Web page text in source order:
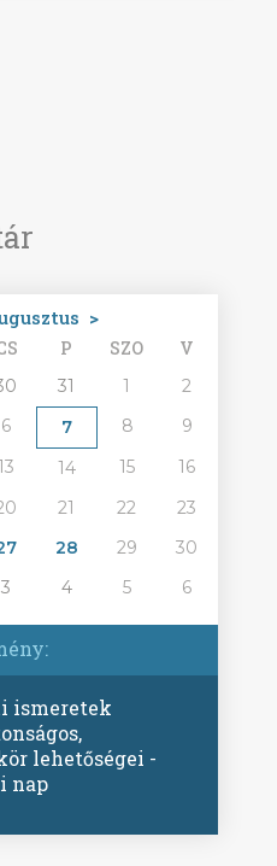
>
P SZO V
31 1
2
6 7 8
9
14 15
16
21 22
23
28 29
30
3 4 5 6
ismeretek
lehetőségei -
nap